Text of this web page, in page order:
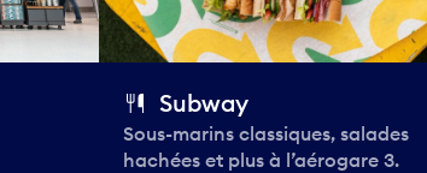
Subway
Sous-marins classiques, salades
hachées et plus à l’aérogare 3.